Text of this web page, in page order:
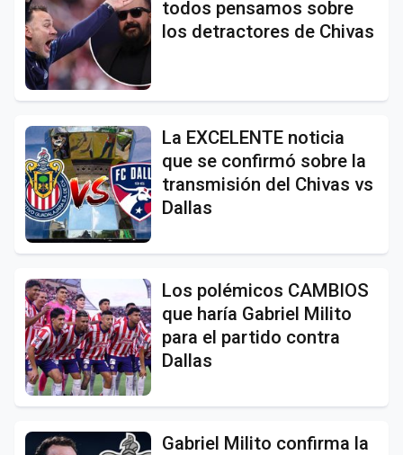
todos pensamos sobre
los detractores de Chivas
La EXCELENTE noticia
que se confirmó sobre la
transmisión del Chivas vs
Dallas
Los polémicos CAMBIOS
que haría Gabriel Milito
para el partido contra
Dallas
Gabriel Milito confirma la